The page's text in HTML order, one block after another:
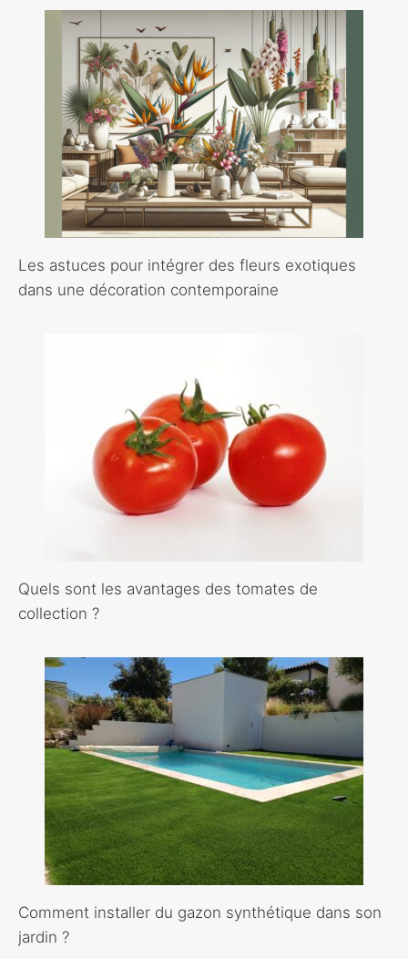
Les astuces pour intégrer des fleurs exotiques
dans une décoration contemporaine
Quels sont les avantages des tomates de
collection ?
Comment installer du gazon synthétique dans son
jardin ?